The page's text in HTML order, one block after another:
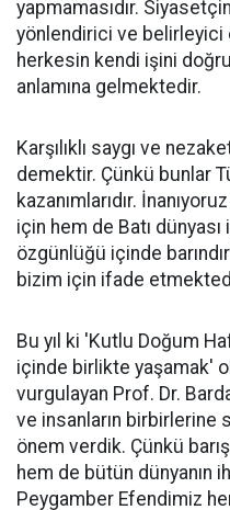
yapmamasıdır.
yönlendirici ve belirleyici
herkesin kendi işini
anlamına gelmektedir.
Karşılıklı saygı ve
demektir. Çünkü bunlar
kazanımlarıdır.
için hem de Batı
özgünlüğü içinde
bizim için ifade
Bu yıl ki 'Kutlu Doğum
içinde birlikte yaşamak'
vurgulayan Prof. Dr.
ve insanların birbirlerine
önem verdik. Çünkü
hem de bütün dünyanın
Peygamber Efendimiz